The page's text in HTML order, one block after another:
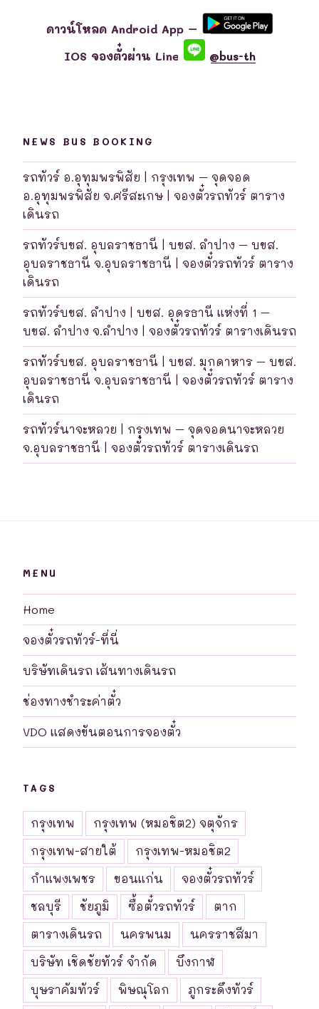
ดาวน์โหลด Android App –
IOS จองตั๋วผ่าน Line
@bus-th
NEWS BUS BOOKING
รถทัวร์ อ.อุทุมพรพิสัย | กรุงเทพ – จุดจอด
อ.อุทุมพรพิสัย จ.ศรีสะเกษ | จองตั๋วรถทัวร์ ตาราง
เดินรถ
รถทัวร์บขส. อุบลราชธานี | บขส. ลำปาง – บขส.
อุบลราชธานี จ.อุบลราชธานี | จองตั๋วรถทัวร์ ตาราง
เดินรถ
รถทัวร์บขส. ลำปาง | บขส. อุดรธานี แห่งที่ 1 –
บขส. ลำปาง จ.ลำปาง | จองตั๋วรถทัวร์ ตารางเดินรถ
รถทัวร์บขส. อุบลราชธานี | บขส. มุกดาหาร – บขส.
อุบลราชธานี จ.อุบลราชธานี | จองตั๋วรถทัวร์ ตาราง
เดินรถ
รถทัวร์นาจะหลวย | กรุงเทพ – จุดจอดนาจะหลวย
จ.อุบลราชธานี | จองตั๋วรถทัวร์ ตารางเดินรถ
MENU
Home
จองตั๋วรถทัวร์-ที่นี่
บริษัทเดินรถ เส้นทางเดินรถ
ช่องทางชำระค่าตั๋ว
VDO แสดงขันตอนการจองตั๋ว
TAGS
กรุงเทพ
กรุงเทพ (หมอชิต2) จตุจักร
กรุงเทพ-สายใต้
กรุงเทพ-หมอชิต2
กำแพงเพชร
ขอนแก่น
จองตั๋วรถทัวร์
ชลบุรี
ชัยภูมิ ซื้อตั๋วรถทัวร์
ตาก
ตารางเดินรถ
นครพนม
นครราชสีมา
บริษัท เชิดชัยทัวร์ จำกัด
บึงกาฬ
บุษราคัมทัวร์
พิษณุโลก
ภูกระดึงทัวร์